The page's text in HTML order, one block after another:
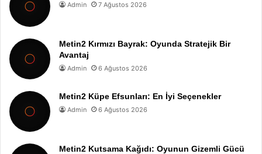
Admin 7 Ağustos 2026
Metin2 Kırmızı Bayrak: Oyunda Stratejik Bir
Avantaj
Admin 6 Ağustos 2026
Metin2 Küpe Efsunları: En İyi Seçenekler
Admin 6 Ağustos 2026
Metin2 Kutsama Kağıdı: Oyunun Gizemli Gücü